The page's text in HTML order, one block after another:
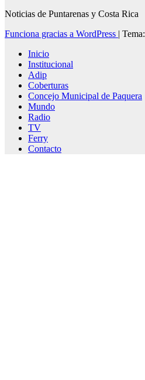
Noticias de Puntarenas y Costa Rica
Funciona gracias a WordPress | Tema:
Inicio
Institucional
Adip
Coberturas
Concejo Municipal de Paquera
Mundo
Radio
TV
Ferry
Contacto